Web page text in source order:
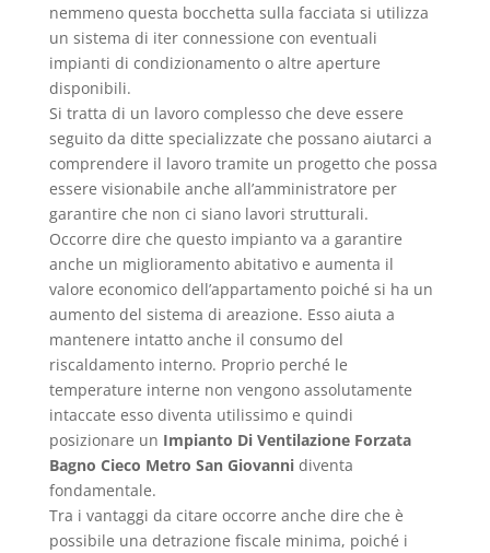
nemmeno questa bocchetta sulla facciata si utilizza
un sistema di iter connessione con eventuali
impianti di condizionamento o altre aperture
disponibili.
Si tratta di un lavoro complesso che deve essere
seguito da ditte specializzate che possano aiutarci a
comprendere il lavoro tramite un progetto che possa
essere visionabile anche all’amministratore per
garantire che non ci siano lavori strutturali.
Occorre dire che questo impianto va a garantire
anche un miglioramento abitativo e aumenta il
valore economico dell’appartamento poiché si ha un
aumento del sistema di areazione. Esso aiuta a
mantenere intatto anche il consumo del
riscaldamento interno. Proprio perché le
temperature interne non vengono assolutamente
intaccate esso diventa utilissimo e quindi
posizionare un Impianto Di Ventilazione Forzata
Bagno Cieco Metro San Giovannidiventa
fondamentale.
Tra i vantaggi da citare occorre anche dire che è
possibile una detrazione fiscale minima, poiché i